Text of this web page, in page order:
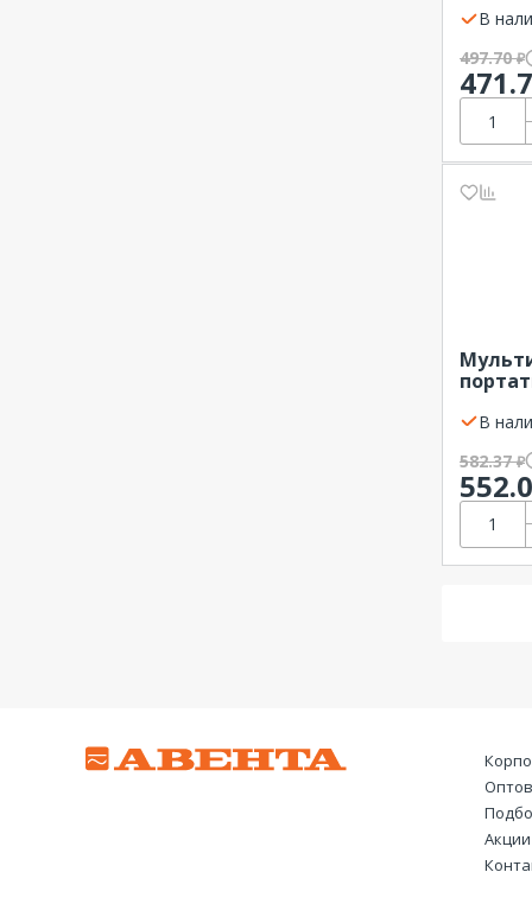
В
497.70₽
В
582.37₽
Акции